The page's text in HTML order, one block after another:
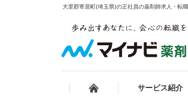
大里郡寄居町(埼玉県)の正社員の薬剤師求人・転
サービス紹介